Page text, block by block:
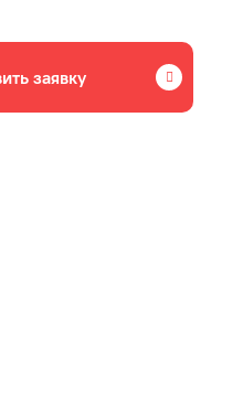
заявку